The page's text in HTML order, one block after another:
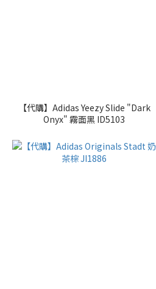
【代購】Adidas Yeezy Slide "Dark
Onyx" 霧面黑 ID5103